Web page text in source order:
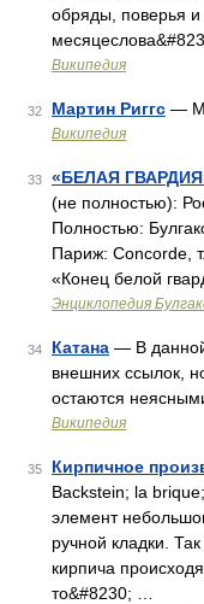
обряды, поверья
Википедия
32 Мартин Риггс —
Википедия
33 «БЕЛАЯ
(не полностью):
Полностью:
Париж: Concorde,
«Конец белой
Энциклопедия
34 Катана — В данной
внешних ссылок,
остаются
Википедия
35 Кирпичное
Backstein; la
элемент
ручной кладки.
кирпича
то&#8230; …